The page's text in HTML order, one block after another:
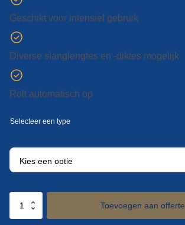
Geschikt voor intensief gebruik
Diverse slanglengtes en -diktes mogelijk
Rolt automatisch op
Heavy
Toevoegen aan offerte